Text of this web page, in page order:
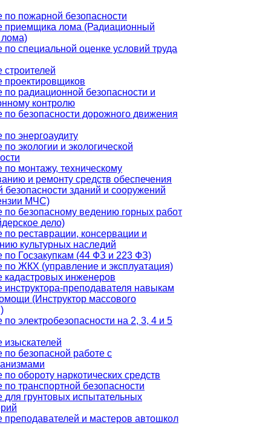
по пожарной безопасности
приемщика лома (Радиационный
лома)
по специальной оценке условий труда
строителей
проектировщиков
по радиационной безопасности и
контролю
по безопасности дорожного движения
энергоаудиту
экологии и экологической
по монтажу, техническому
и ремонту средств обеспечения
безопасности зданий и сооружений
МЧС)
по безопасному ведению горных работ
дело)
по реставрации, консервации и
культурных наследий
по Госзакупкам (44 ФЗ и 223 ФЗ)
по ЖКХ (управление и эксплуатация)
кадастровых инженеров
инструктора-преподавателя навыкам
(Инструктор массового
по электробезопасности на 2, 3, 4 и 5
изыскателей
по безопасной работе с
обороту наркотических средств
по транспортной безопасности
для грунтовых испытательных
преподавателей и мастеров автошкол